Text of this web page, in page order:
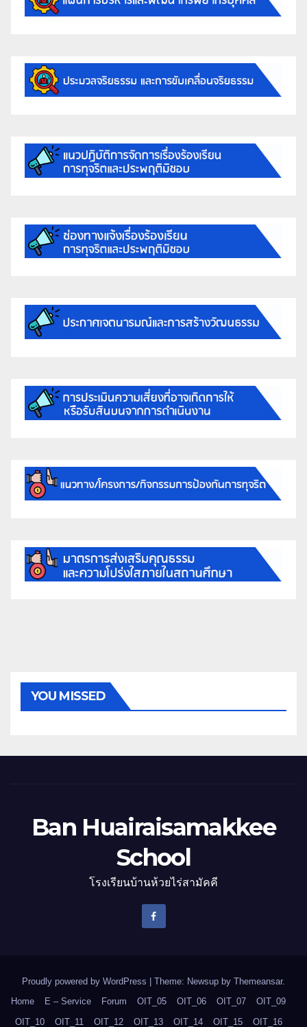
YOU MISSED
Ban Huairaisamakkee
School
โรงเรียนบ้านห้วยไร่สามัคคี
Proudly powered by WordPress Theme: Newsup by Themeansar.
Home
E – Service Forum OIT_05 OIT_06 OIT_07
OIT_09
OIT_10
OIT_11 OIT_12 OIT_13 OIT_14 OIT_15 OIT_16